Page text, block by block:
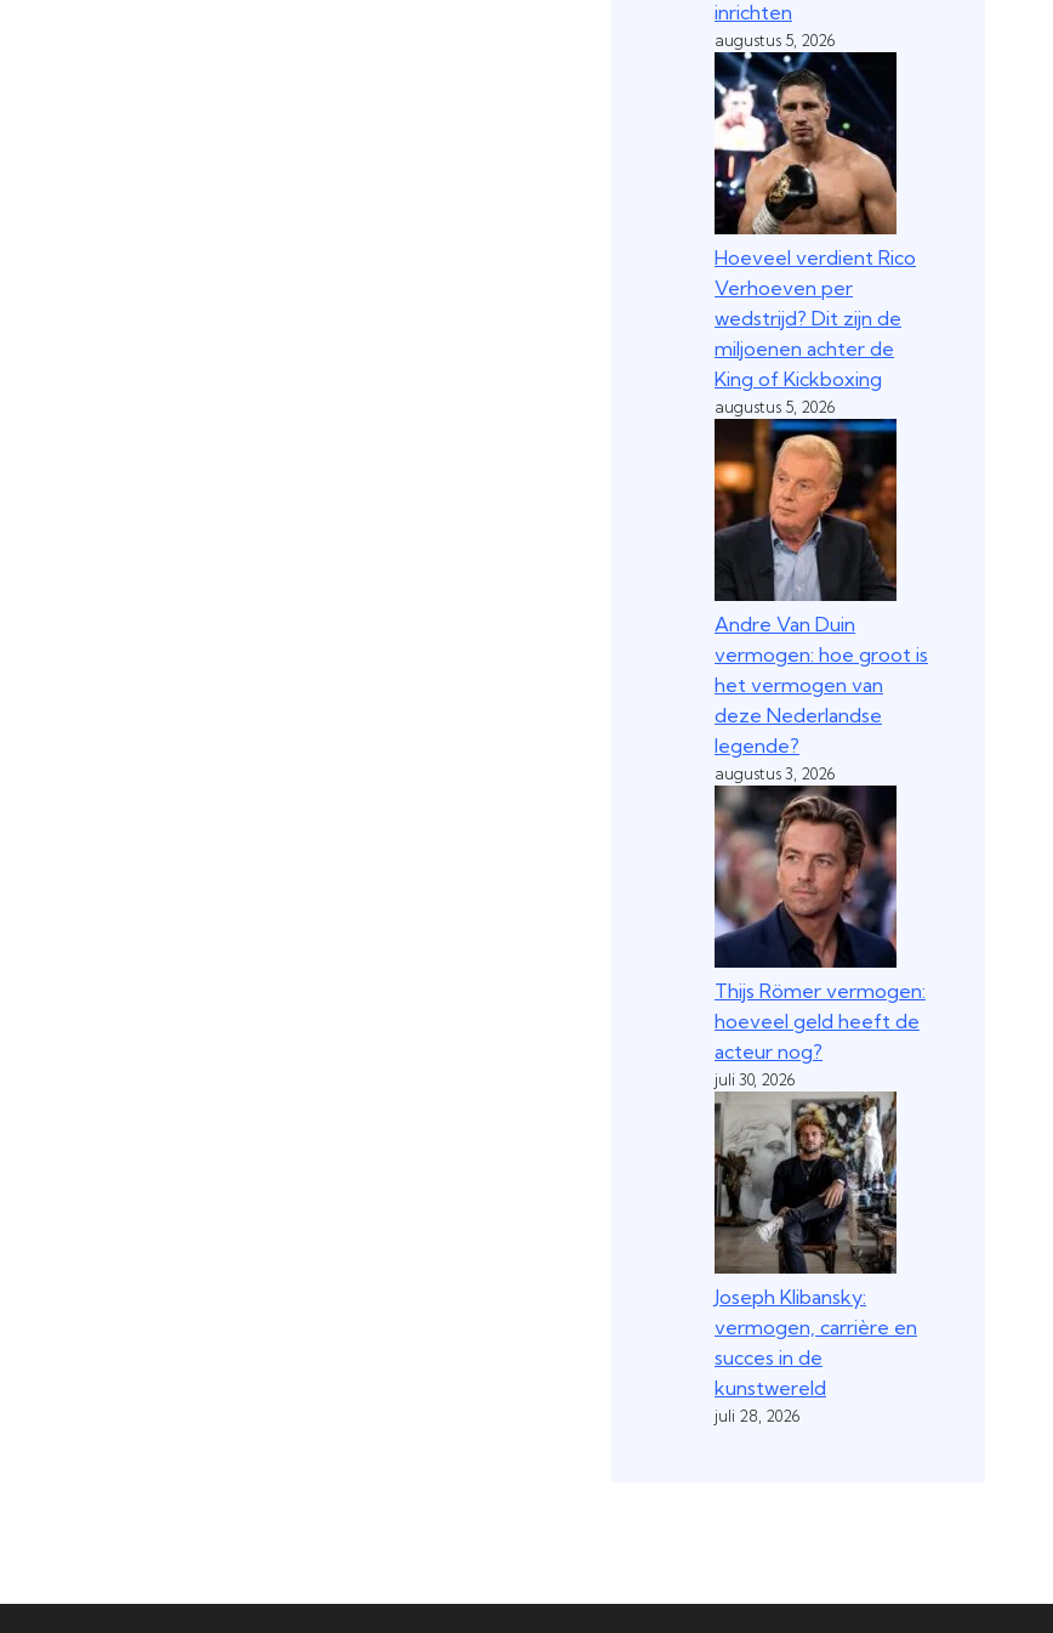
inrichten
augustus 5, 2026
Hoeveel verdient Rico
Verhoeven per
wedstrijd? Dit zijn de
miljoenen achter de
King of Kickboxing
augustus 5, 2026
Andre Van Duin
vermogen: hoe groot is
het vermogen van
deze Nederlandse
legende?
augustus 3, 2026
Thijs Römer vermogen:
hoeveel geld heeft de
acteur nog?
juli 30, 2026
Joseph Klibansky:
vermogen, carrière en
succes in de
kunstwereld
juli 28, 2026